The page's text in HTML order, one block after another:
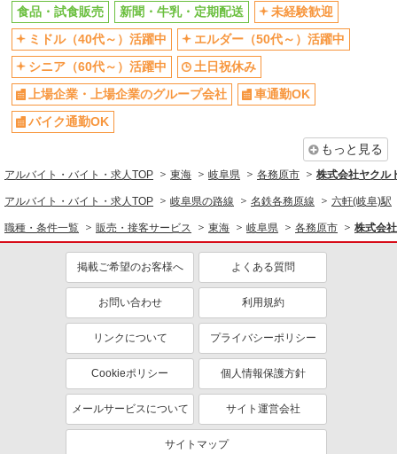
食品・試食販売 新聞・牛乳・定期配送
未経験歓迎
ミドル（40代～）活躍中
エルダー（50代～）活躍中
シニア（60代～）活躍中
土日祝休み
上場企業・上場企業のグループ会社
車通勤OK
バイク通勤OK
もっと見る
アルバイト・バイト・求人TOP 東海 岐阜県 各務原市 株式会社ヤクル
アルバイト・バイト・求人TOP 岐阜県の路線 名鉄各務原線 六軒(岐阜)駅
職種・条件一覧 販売・接客サービス 東海 岐阜県 各務原市 株式会
掲載ご希望のお客様へ よくある質問
お問い合わせ 利用規約
リンクについて プライバシーポリシー
Cookieポリシー 個人情報保護方針
メールサービスについて サイト運営会社
サイトマップ